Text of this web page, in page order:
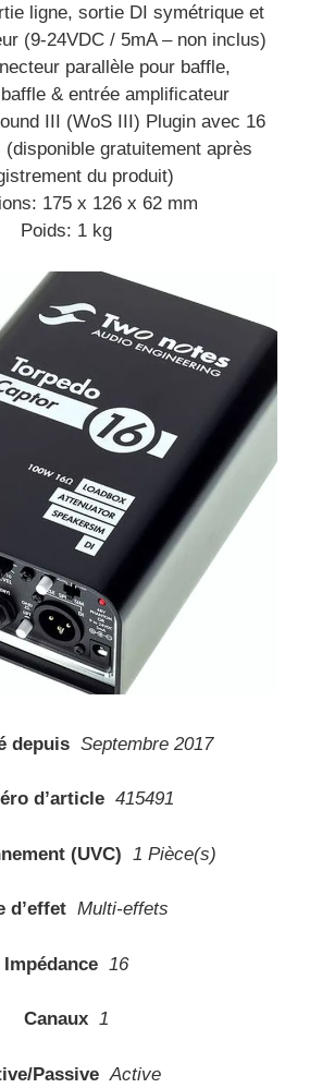
ligne, sortie DI symétrique et
(9-24VDC / 5mA – non inclus)
parallèle pour baffle,
& entrée amplificateur
III (WoS III) Plugin avec 16
gratuitement après
du produit)
175 x 126 x 62 mm
Poids: 1 kg
depuis Septembre 2017
d’article 415491
(UVC) 1 Pièce(s)
d’effet Multi-effets
Impédance 16
Canaux 1
Passive Active